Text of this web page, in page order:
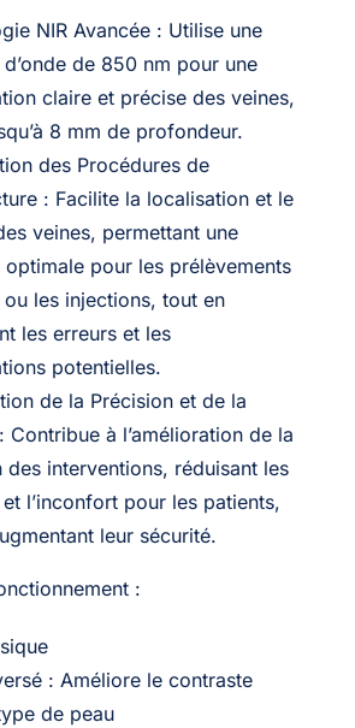
NIR Avancée : Utilise une
de 850 nm pour une
claire et précise des veines,
8 mm de profondeur.
des Procédures de
: Facilite la localisation et le
veines, permettant une
optimale pour les prélèvements
ou les injections, tout en
les erreurs et les
potentielles.
de la Précision et de la
Contribue à l’amélioration de la
des interventions, réduisant les
l’inconfort pour les patients,
leur sécurité.
:
: Améliore le contraste
de peau